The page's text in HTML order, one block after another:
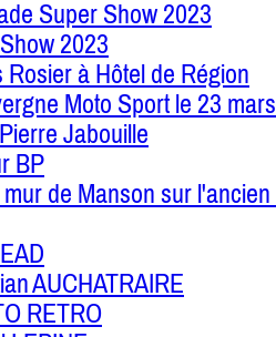
Super Show 2023
2023
Rosier à Hôtel de Région
Moto Sport le 23 mars
Jabouille
BP
de Manson sur
AUCHATRAIRE
RETRO